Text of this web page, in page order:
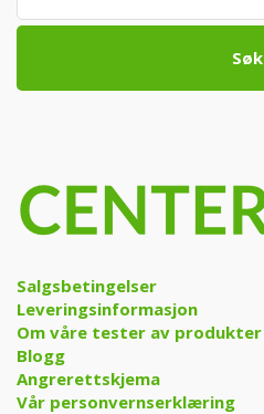
Søk
Salgsbetingelser
Leveringsinformasjon
Om våre tester av produkter
Blogg
Angrerettskjema
Vår personvernserklæring